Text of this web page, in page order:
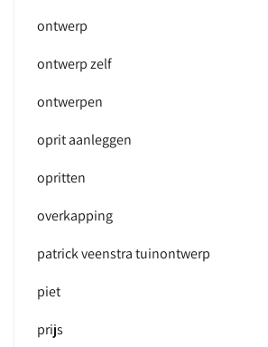
ontwerp
ontwerp zelf
ontwerpen
oprit aanleggen
opritten
overkapping
patrick veenstra tuinontwerp
piet
prijs